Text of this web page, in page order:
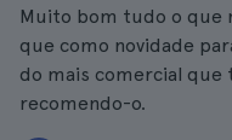
Muito bom tudo o que
que como novidade
do mais comercial
recomendo-o.